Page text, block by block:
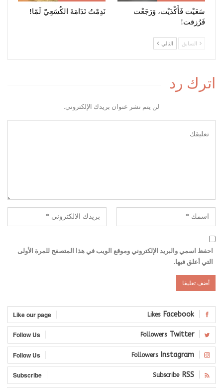
سَعَيْت فَأَكْدَيْت، وَرَجَعْت
فَرُزقت!
نَدِمْتُ نَدَامَةَ الكُسَعِيّ لَمّا!
السابق التالي
اترك رد
لن يتم نشر عنوان بريدك الإلكتروني.
احفظ اسمي والبريد الإلكتروني وموقع الويب في هذا المتصفح للمرة الأولى
التي أعلق فيها.
Facebook
Likes
Like our page
Twitter
Followers
Follow Us
Instagram
Followers
Follow Us
RSS
Subscribe
Subscribe